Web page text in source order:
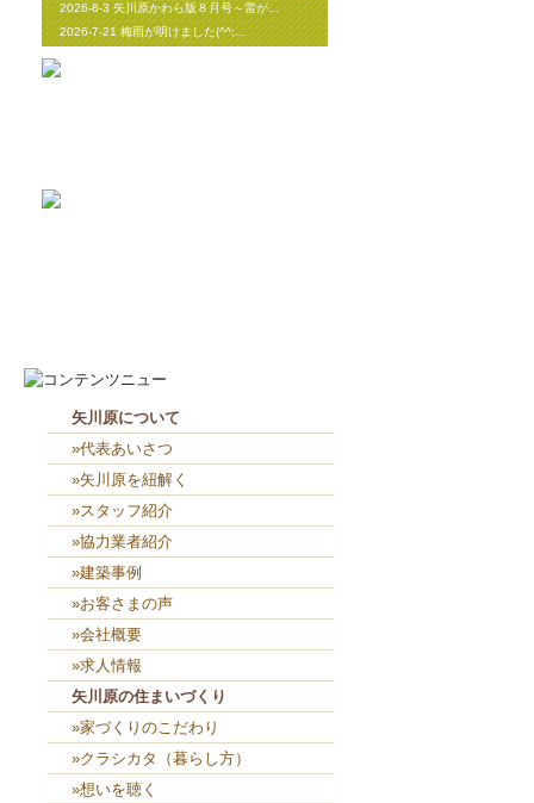
2026-8-3矢川原かわら版８月号～雷が...
2026-7-21梅雨が明けました(^^;...
矢川原について
»代表あいさつ
»矢川原を紐解く
»スタッフ紹介
»協力業者紹介
»建築事例
»お客さまの声
»会社概要
»求人情報
矢川原の住まいづくり
»家づくりのこだわり
»クラシカタ（暮らし方）
»想いを聴く